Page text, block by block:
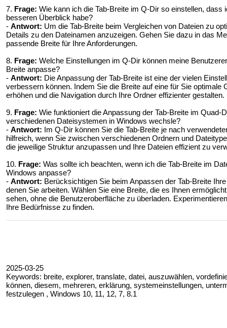
7. Frage: Wie kann ich die Tab-Breite im Q-Dir so einstellen,
besseren Überblick habe?
- Antwort: Um die Tab-Breite beim Vergleichen von Dateien zu
Details zu den Dateinamen anzuzeigen. Gehen Sie dazu in das
passende Breite für Ihre Anforderungen.
8. Frage: Welche Einstellungen im Q-Dir können meine
Breite anpasse?
- Antwort: Die Anpassung der Tab-Breite ist eine der vielen
verbessern können. Indem Sie die Breite auf eine für Sie optimale
erhöhen und die Navigation durch Ihre Ordner effizienter gestalten.
9. Frage: Wie funktioniert die Anpassung der Tab-Breite im
verschiedenen Dateisystemen in Windows wechsle?
- Antwort: Im Q-Dir können Sie die Tab-Breite je nach
hilfreich, wenn Sie zwischen verschiedenen Ordnern und
die jeweilige Struktur anzupassen und Ihre Dateien effizient zu
10. Frage: Was sollte ich beachten, wenn ich die Tab-Breite im
Windows anpasse?
- Antwort: Berücksichtigen Sie beim Anpassen der Tab-Breite
denen Sie arbeiten. Wählen Sie eine Breite, die es Ihnen
sehen, ohne die Benutzeroberfläche zu überladen.
Ihre Bedürfnisse zu finden.
2025-03-25
Keywords: breite, explorer, translate, datei, auszuwählen,
können, diesem, mehreren, erklärung, systemeinstellungen,
festzulegen , Windows 10, 11, 12, 7, 8.1